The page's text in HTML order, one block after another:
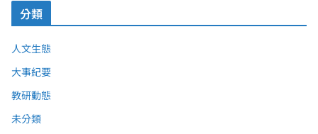
分類
人文生態
大事紀要
教研動態
未分類